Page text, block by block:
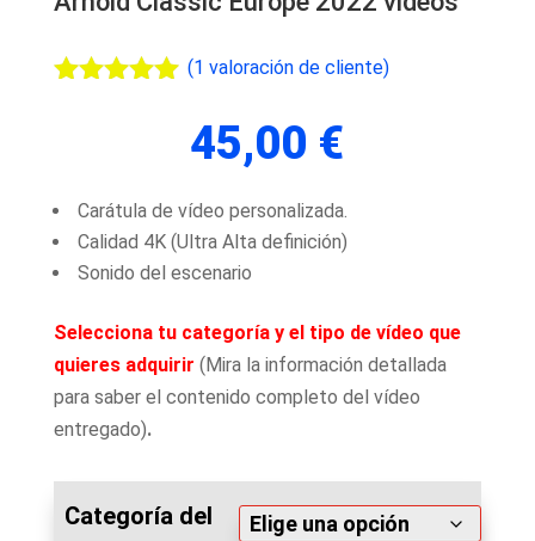
de un
cliente
(1 valoración de cliente)
45,00 €
Carátula de vídeo personalizada.
Calidad 4K (Ultra Alta definición)
Sonido del escenario
Selecciona tu categoría y el tipo de vídeo que
quieres adquirir (Mira la información detallada
para saber el contenido completo del vídeo
entregado).
Categoría del